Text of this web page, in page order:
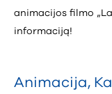
animacijos filmo
informaciją!
Animacija,